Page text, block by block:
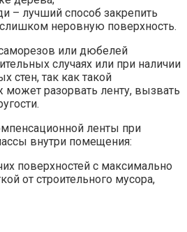
– лучший способ закрепить
неровную поверхность.
или дюбелей
случаях или при наличии
стен, так как такой
может разорвать ленту, вызвать
ленты при
внутри помещения:
поверхностей с максимально
от строительного мусора,